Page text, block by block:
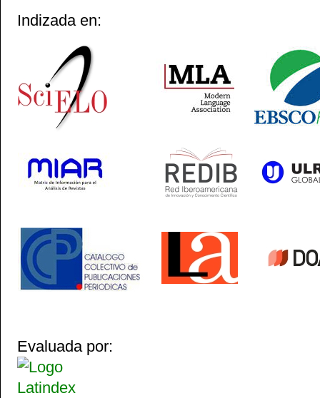
Indizada en:
Evaluada por: